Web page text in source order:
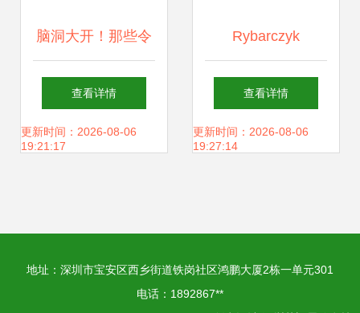
脑洞大开！那些令
人尖叫的创意网站
设计
查看详情
更新时间：2026-08-06
19:21:17
Rybarczyk
Francois 以简约线
条勾勒实用之美，
融合
查看详情
更新时间：2026-08-06
19:27:14
地址：深圳市宝安区西乡街道铁岗社区鸿鹏大厦2栋一单元301
电话：1892867**